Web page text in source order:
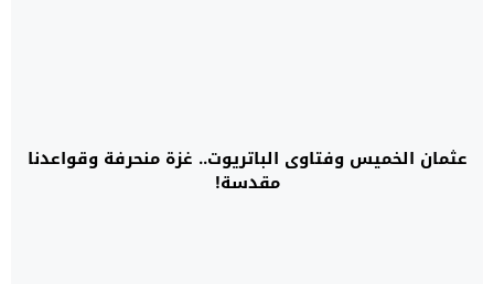
عثمان الخميس وفتاوى الباتريوت.. غزة منحرفة وقواعدنا
مقدسة!